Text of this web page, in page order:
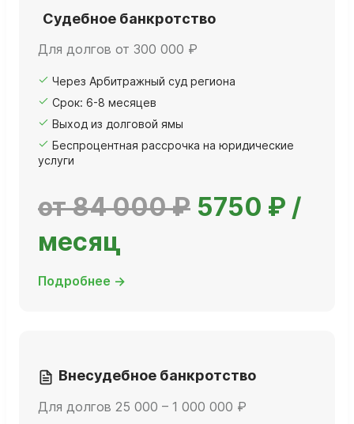
Судебное банкротство
Для долгов от 300 000 ₽
Через Арбитражный суд региона
Срок: 6-8 месяцев
Выход из долговой ямы
Беспроцентная рассрочка на юридические
услуги
от 84 000 ₽ 5750 ₽ /
месяц
Подробнее →
Внесудебное банкротство
Для долгов 25 000 – 1 000 000 ₽